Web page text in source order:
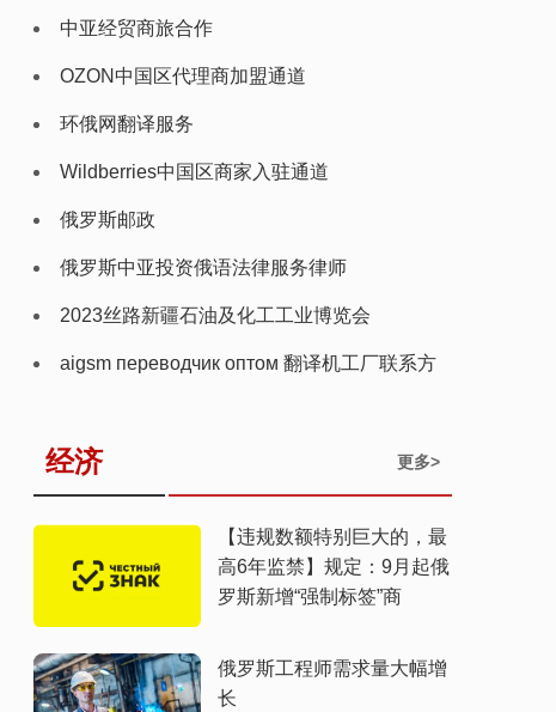
中亚经贸商旅合作
OZON中国区代理商加盟通道
环俄网翻译服务
Wildberries中国区商家入驻通道
俄罗斯邮政
俄罗斯中亚投资俄语法律服务律师
2023丝路新疆石油及化工工业博览会
aigsm переводчик оптом 翻译机工厂联系方
更多>
经济
【违规数额特别巨大的，最
高6年监禁】规定：9月起俄
罗斯新增“强制标签”商
俄罗斯工程师需求量大幅增
长